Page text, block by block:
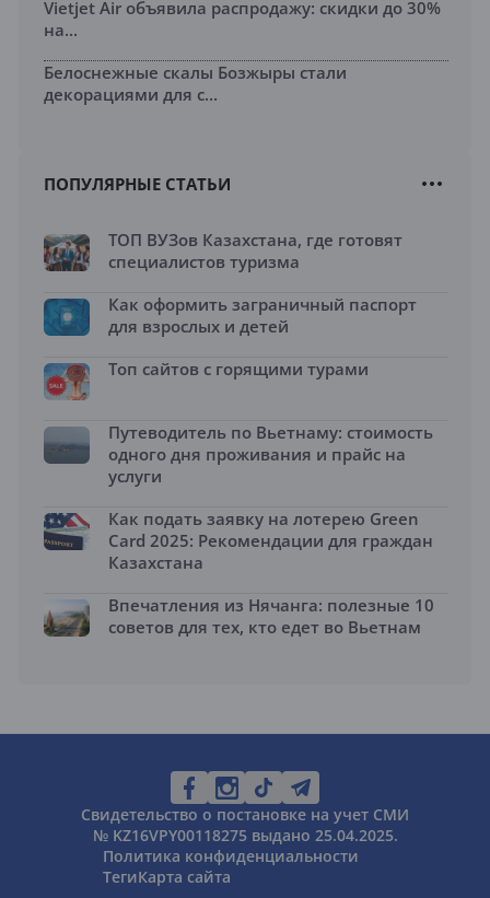
Vietjet Air объявила распродажу: скидки до 30%
на...
Белоснежные скалы Бозжыры стали
декорациями для с...
ПОПУЛЯРНЫЕ СТАТЬИ
ТОП ВУЗов Казахстана, где готовят
специалистов туризма
Как оформить заграничный паспорт
для взрослых и детей
Топ сайтов с горящими турами
Путеводитель по Вьетнаму: стоимость
одного дня проживания и прайс на
услуги
Как подать заявку на лотерею Green
Card 2025: Рекомендации для граждан
Казахстана
Впечатления из Нячанга: полезные 10
советов для тех, кто едет во Вьетнам
Свидетельство о постановке на учет СМИ
№ KZ16VPY00118275 выдано 25.04.2025.
Политика конфиденциальности
ТегиКарта сайта